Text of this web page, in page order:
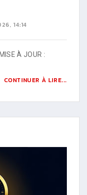
14:14
À JOUR :
CONTINUER À LIRE...